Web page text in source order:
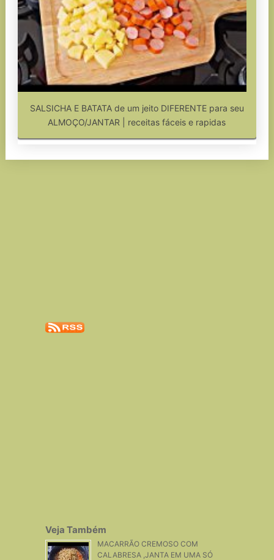
SALSICHA E BATATA de um jeito DIFERENTE para seu
ALMOÇO/JANTAR | receitas fáceis e rapidas
Veja Também
MACARRÃO CREMOSO COM
CALABRESA ,JANTA EM UMA SÓ